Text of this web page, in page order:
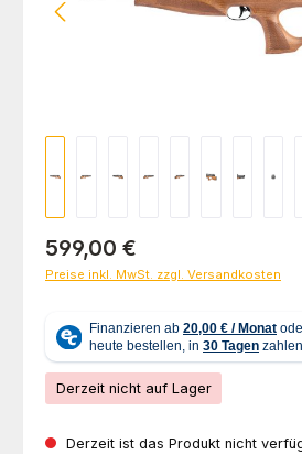
Regulärer Preis:
599,00 €
Preise inkl. MwSt. zzgl. Versandkosten
Derzeit nicht auf Lager
Derzeit ist das Produkt nicht